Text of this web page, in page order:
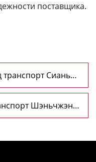
поставщика.
Сиань—
Шэньчжэнь-